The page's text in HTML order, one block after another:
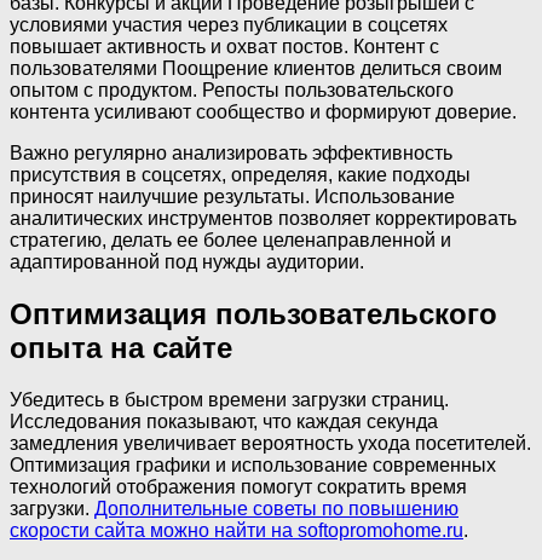
условиями участия через публикации в соцсетях
повышает активность и охват постов. Контент с
пользователями Поощрение клиентов делиться своим
опытом с продуктом. Репосты пользовательского
контента усиливают сообщество и формируют доверие.
Важно регулярно анализировать эффективность
присутствия в соцсетях, определяя, какие подходы
приносят наилучшие результаты. Использование
аналитических инструментов позволяет корректировать
стратегию, делать ее более целенаправленной и
адаптированной под нужды аудитории.
Оптимизация пользовательского
опыта на сайте
Убедитесь в быстром времени загрузки страниц.
Исследования показывают, что каждая секунда
замедления увеличивает вероятность ухода посетителей.
Оптимизация графики и использование современных
технологий отображения помогут сократить время
загрузки. Дополнительные советы по повышению
скорости сайта можно найти на softopromohome.ru.